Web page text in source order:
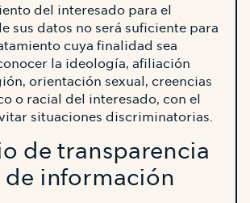
del interesado para el
sus datos no será suficiente para
cuya finalidad sea
la ideología, afiliación
orientación sexual, creencias
o racial del interesado, con el
situaciones discriminatorias.
de transparencia
de información